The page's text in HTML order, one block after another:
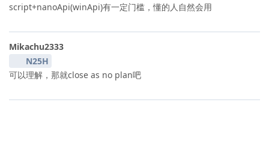
script+nanoApi(winApi)有一定门槛，懂的人自然会用
Mikachu2333
N25H
可以理解，那就close as no plan吧